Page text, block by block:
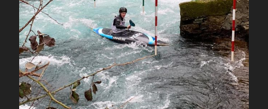
Avr 1